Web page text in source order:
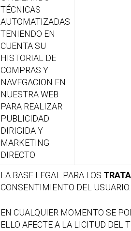
TÉCNICAS
AUTOMATIZADAS
TENIENDO EN
CUENTA SU
HISTORIAL DE
COMPRAS Y
NAVEGACION EN
NUESTRA WEB
PARA REALIZAR
PUBLICIDAD
DIRIGIDA Y
MARKETING
DIRECTO
LA BASE LEGAL PARA LOS
CONSENTIMIENTO DEL USUARIO.
EN CUALQUIER MOMENTO SE
ELLO AFECTE A LA LICITUD DEL